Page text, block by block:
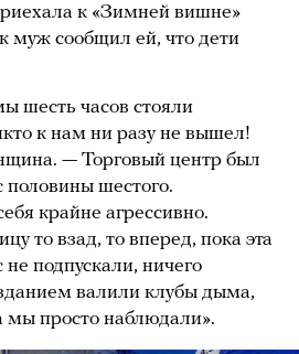
к «Зимней вишне»
муж сообщил ей, что дети
шесть часов стояли
к нам ни разу не вышел!
— Торговый центр был
шестого.
крайне агрессивно.
то взад, то вперед, пока эта
подпускали, ничего
валили клубы дыма,
мы просто наблюдали».